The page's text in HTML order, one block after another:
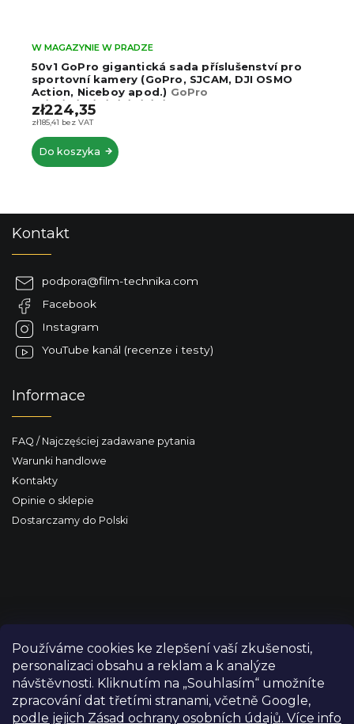
Používáme cookies ke zlepšení vaší zkušenosti,
personalizaci obsahu a reklam a k analýze
návštěvnosti. Kliknutím na „Souhlasím“ umožníte
zpracování dat třetími stranami, včetně Google,
podle jejich Zásad ochrany osobních údajů. Více info
50v1 GoPro gigantická sada příslušenství pro
sportovní kamery (GoPro, SJCAM, DJI OSMO
Action, Niceboy apod.) GoPro
13/12/11/10/9/8/7/6/5/4/3
W MAGAZYNIE W PRADZE
zł185,41 bez VAT
zł224,35
Do koszyka
Kontakt
podpora@film-technika.com
Facebook
Instagram
YouTube kanál (recenze i testy)
Informace
FAQ / Najczęściej zadawane pytania
Warunki handlowe
Kontakty
Opinie o sklepie
Dostarczamy do Polski